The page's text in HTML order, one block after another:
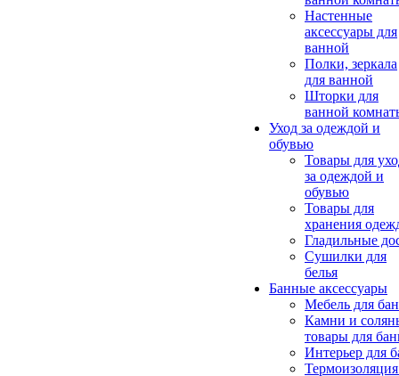
Настенные
аксессуары для
ванной
Полки, зеркала
для ванной
Шторки для
ванной
Уход за одеждой и
обувью
Товары для
за одеждой и
обувью
Товары для
хранения
Гладильные
Сушилки для
белья
Банные аксессуары
Мебель для
Камни и
товары для
Интерьер для